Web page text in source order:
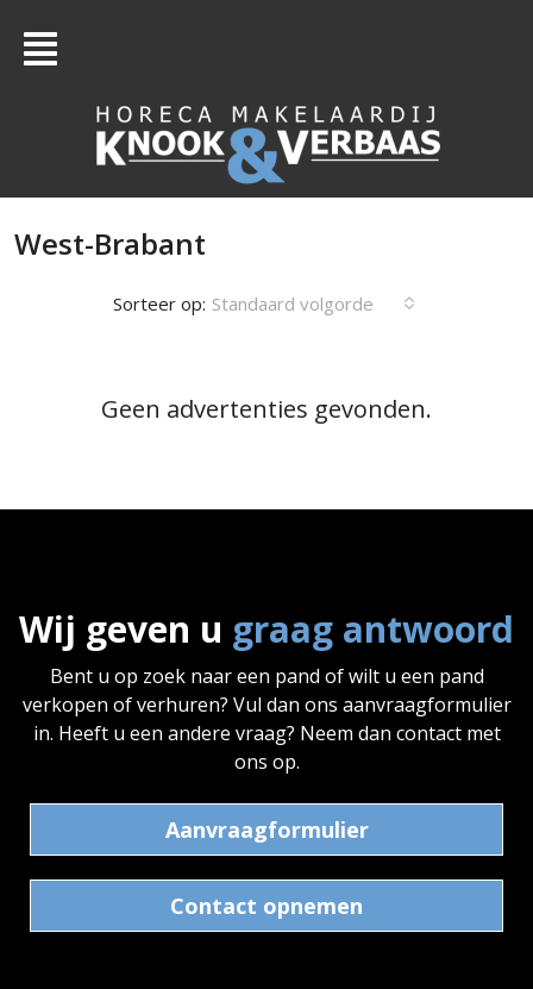
West-Brabant
Sorteer op: Standaard volgorde
Geen advertenties gevonden.
Wij geven u graag antwoord
Bent u op zoek naar een pand of wilt u een pand
verkopen of verhuren? Vul dan ons aanvraagformulier
in. Heeft u een andere vraag? Neem dan contact met
ons op.
Aanvraagformulier
Contact opnemen